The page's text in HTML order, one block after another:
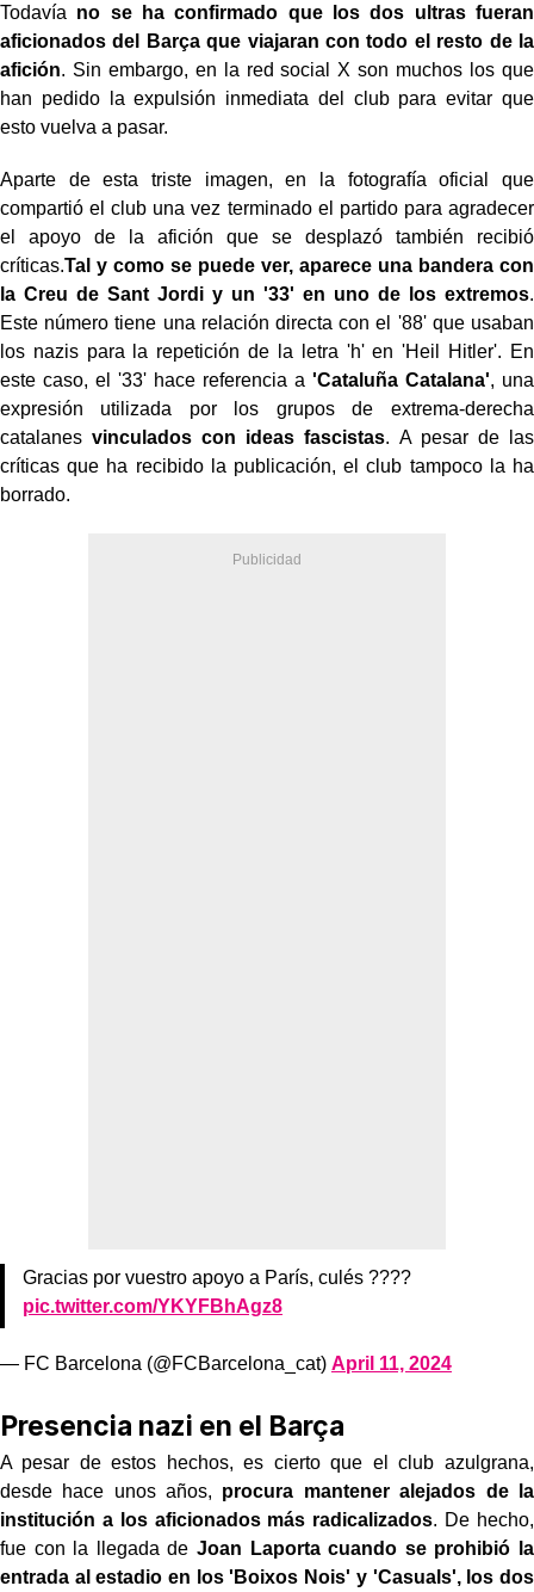
Todavía no se ha confirmado que los dos ultras fueran
aficionados del Barça que viajaran con todo el resto de la
afición. Sin embargo, en la red social X son muchos los que
han pedido la expulsión inmediata del club para evitar que
esto vuelva a pasar.
Aparte de esta triste imagen, en la fotografía oficial que
compartió el club una vez terminado el partido para agradecer
el apoyo de la afición que se desplazó también recibió
críticas.Tal y como se puede ver, aparece una bandera con
la Creu de Sant Jordi y un '33' en uno de los extremos.
Este número tiene una relación directa con el '88' que usaban
los nazis para la repetición de la letra 'h' en 'Heil Hitler'. En
este caso, el '33' hace referencia a 'Cataluña Catalana', una
expresión utilizada por los grupos de extrema-derecha
catalanesvinculados con ideas fascistas. A pesar de las
críticas que ha recibido la publicación, el club tampoco la ha
borrado.
Gracias por vuestro apoyo a París, culés ????
pic.twitter.com/YKYFBhAgz8
— FC Barcelona (@FCBarcelona_cat) April 11, 2024
Presencia nazi en el Barça
A pesar de estos hechos, es cierto que el club azulgrana,
desde hace unos años, procura mantener alejados de la
institución a los aficionados más radicalizados. De hecho,
fue con la llegada de Joan Laporta cuando se prohibió la
entrada al estadio en los 'Boixos Nois' y 'Casuals', los dos